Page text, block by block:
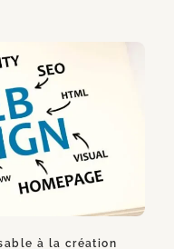
à la création